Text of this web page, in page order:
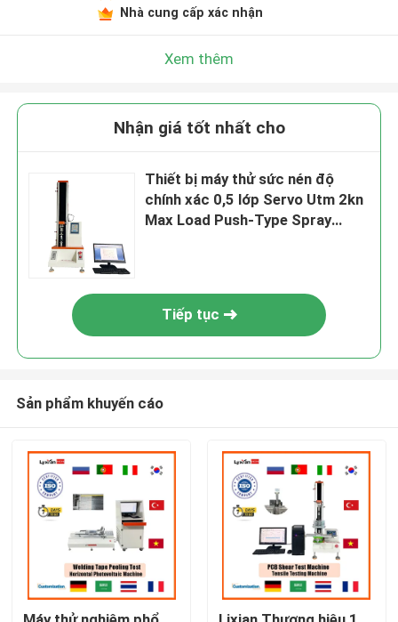
Nhà cung cấp xác nhận
Xem thêm
Nhận giá tốt nhất cho
Thiết bị máy thử sức nén độ
chính xác 0,5 lớp Servo Utm 2kn
Max Load Push-Type Spray
Tiếp tục
Sản phẩm khuyến cáo